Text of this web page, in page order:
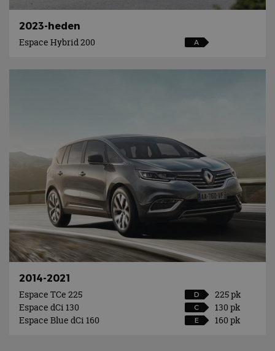
2023-heden
Espace Hybrid 200
A
2014-2021
Espace TCe 225
D
225 pk
Espace dCi 130
C
130 pk
Espace Blue dCi 160
E 160 pk